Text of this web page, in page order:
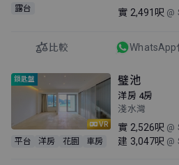
露台 實 2,491呎 @
比較 WhatsApp
VR
鎖匙盤
平台 洋房 花園 車房
璧池
洋房 4房
淺水灣
實 2,526呎 @
建 3,047呎 @